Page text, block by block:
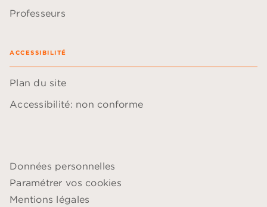
Professeurs
ACCESSIBILITÉ
Plan du site
Accessibilité: non conforme
Données personnelles
Paramétrer vos cookies
Mentions légales